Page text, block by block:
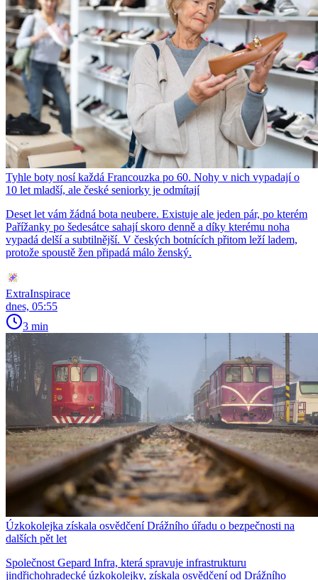
Tyhle boty nosí každá Francouzka po 60. Nohy v nich vypadají o
10 let mladší, ale české seniorky je odmítají
Deset let vám žádná bota neubere. Existuje ale jeden pár, po kterém
Pařížanky po šedesátce sahají skoro denně a díky kterému noha
vypadá delší a subtilnější. V českých botnících přitom leží ladem,
protože spoustě žen připadá málo ženský.
ExtraInspirace
dnes, 05:55
3 min
Úzkokolejka získala osvědčení Drážního úřadu o bezpečnosti na
dalších pět let
Společnost Gepard Infra, která spravuje infrastrukturu
jindřichohradecké úzkokolejky, získala osvědčení od Drážního